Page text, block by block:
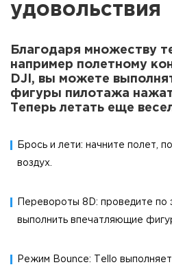
удовольствия
Благодаря множеству
например полетному
DJI, вы можете
фигуры пилотажа
Теперь летать еще
Брось и лети: начните полет,
воздух.
Перевороты 8D: проведите по
выполнить впечатляющие
Режим Bounce: Tello выполняет